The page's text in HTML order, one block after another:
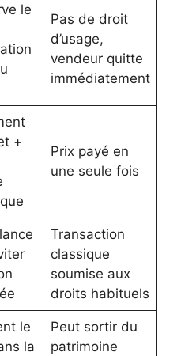
le
Pas de droit
d’usage,
vendeur quitte
immédiatement
+
Prix payé en
une seule fois
Transaction
classique
soumise aux
droits habituels
le
la
Peut sortir du
patrimoine